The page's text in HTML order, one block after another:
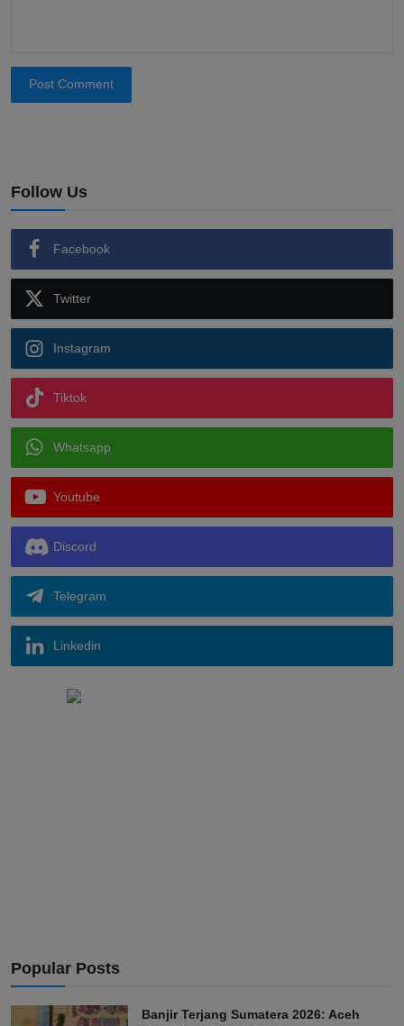
Post Comment
Follow Us
Facebook
Twitter
Instagram
Tiktok
Whatsapp
Youtube
Discord
Telegram
Linkedin
Popular Posts
Banjir Terjang Sumatera 2026: Aceh